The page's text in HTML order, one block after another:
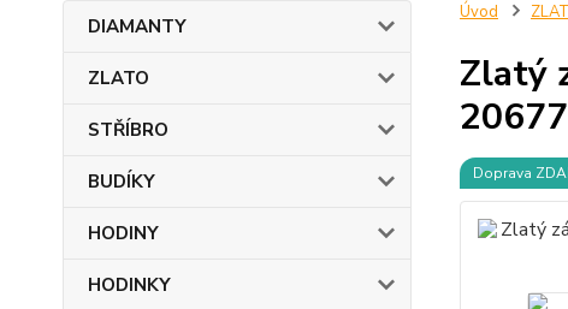
DIAMANTY
ZLATO
STŘÍBRO
BUDÍKY
HODINY
HODINKY
Úvod
Zlatý
Doprava